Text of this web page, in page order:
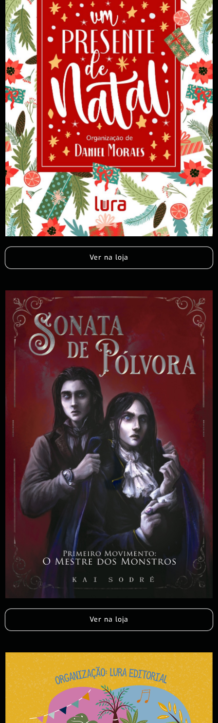
Ver na loja
Ver na loja